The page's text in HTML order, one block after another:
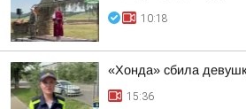
10:18
«Хонда» сбила
15:36